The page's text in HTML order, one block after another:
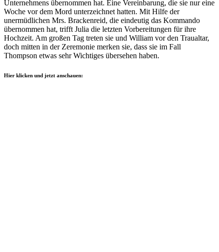
Unternehmens übernommen hat. Eine Vereinbarung, die sie nur eine
Woche vor dem Mord unterzeichnet hatten. Mit Hilfe der
unermüdlichen Mrs. Brackenreid, die eindeutig das Kommando
übernommen hat, trifft Julia die letzten Vorbereitungen für ihre
Hochzeit. Am großen Tag treten sie und William vor den Traualtar,
doch mitten in der Zeremonie merken sie, dass sie im Fall
Thompson etwas sehr Wichtiges übersehen haben.
Hier klicken und jetzt anschauen: